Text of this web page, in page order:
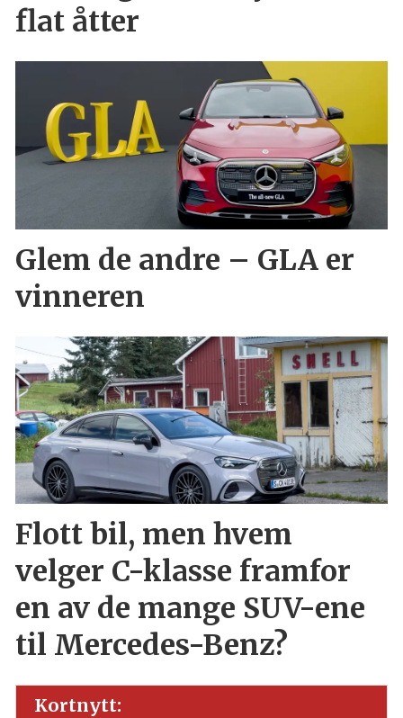
flat åtter
Glem de andre – GLA er
vinneren
Flott bil, men hvem
velger C-klasse framfor
en av de mange SUV-ene
til Mercedes-Benz?
Kortnytt: